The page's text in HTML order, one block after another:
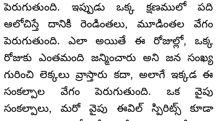
పెరుగుతుంది. ఇప్పుడు ఒక్క క్షణములో పది
ఆలోచిస్తే దానికి రెండింతలు, మూడింతల వేగం
పెరుగుతుంది. ఎలా అయితే ఈ రోజుల్లో, ఒక్క
రోజుకు ఎంతమంది జన్మించారు అని జన సంఖ్య
గురించి లెక్కలు వ్రాస్తారు కదా, అలాగే ఇక్కడ ఈ
సంకల్పాల వేగం పెరుగుతుంది. ఒక వైపు
సంకల్పాలు, మరో వైపు ఈవిల్ స్పిరిట్స్ కూడా